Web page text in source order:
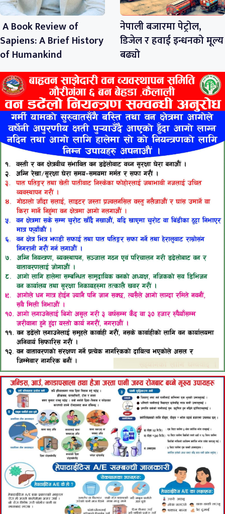
A Book Review of
Sapiens: A Brief History
of Humankind
नेपाली बजारमा पेट्रोल,
डिजेल र हवाई इन्धनको मूल्य
बढ्यो